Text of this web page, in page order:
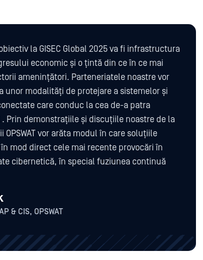
la GISEC Global 2025 va fi infrastructura
economic și o țintă din ce în ce mai
amenințători. Parteneriatele noastre vor
unor modalități de protejare a sistemelor și
care conduc la cea de-a patra
Prin demonstrațiile și discuțiile noastre de la
OPSWAT vor arăta modul în care soluțiile
mod direct cele mai recente provocări în
cibernetică, în special fuziunea continuă
& CIS, OPSWAT